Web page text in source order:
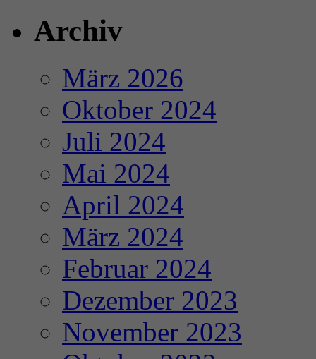
Archiv
März 2026
Oktober 2024
Juli 2024
Mai 2024
April 2024
März 2024
Februar 2024
Dezember 2023
November 2023